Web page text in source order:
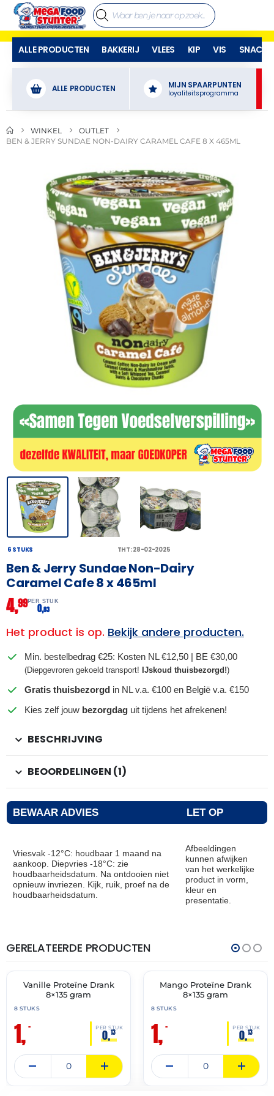
ALLE PRODUCTEN BAKKERIJ VLEES KIP VIS SNACKS
ALLE PRODUCTEN MIJN SPAARPUNTEN
loyaliteitsprogramma
WINKEL
OUTLET
BEN & JERRY SUNDAE NON-DAIRY CARAMEL CAFE 8 X 465ML
6 STUKS THT: 28-02-2025
Ben & Jerry Sundae Non-Dairy
Caramel Cafe 8 x 465ml
4,99PER STUK
0,83
Het product is op. Bekijk andere producten.
Min. bestelbedrag €25: Kosten NL €12,50 | BE €30,00
(Diepgevroren gekoeld transport! IJskoud thuisbezorgd!)
Gratis thuisbezorgd in NL v.a. €100 en België v.a. €150
Kies zelf jouw bezorgdag uit tijdens het afrekenen!
BESCHRIJVING
BEOORDELINGEN (1)
BEWAAR ADVIES LET OP
Vriesvak -12°C: houdbaar 1 maand na
aankoop. Diepvries -18°C: zie
houdbaarheidsdatum. Na ontdooien niet
opnieuw invriezen. Kijk, ruik, proef na de
houdbaarheidsdatum.
Afbeeldingen
kunnen afwijken
van het werkelijke
product in vorm,
kleur en
presentatie.
GERELATEERDE PRODUCTEN
🔥 OP=OP
THT:
31-
Vanille Proteïne Drank
8×135 gram
8 STUKS
1,– PER STUK
0,13
🔥 OP=OP
Mango Proteïne Drank
8×135 gram
8 STUKS
1,– PER STUK
0,13